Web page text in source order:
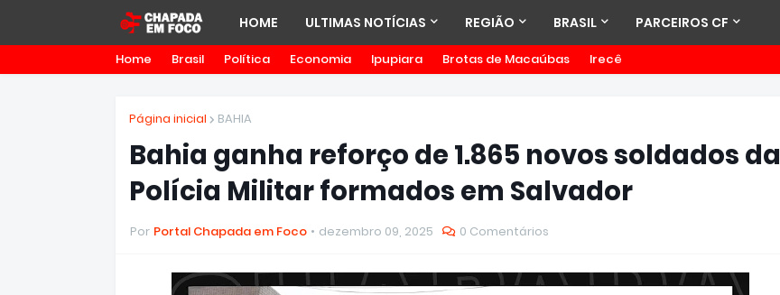
HOME ULTIMAS NOTÍCIAS REGIÃO BRASIL PARCEIROS CF
Home Brasil Política Economia Ipupiara Brotas de Macaúbas Irecê
Página inicial BAHIA
Bahia ganha reforço de 1.865 novos soldados da
Polícia Militar formados em Salvador
Por Portal Chapada em Foco dezembro 09, 2025 0 Comentários